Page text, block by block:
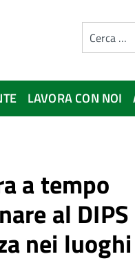
LAVORA CON NOI
a tempo
al
nei